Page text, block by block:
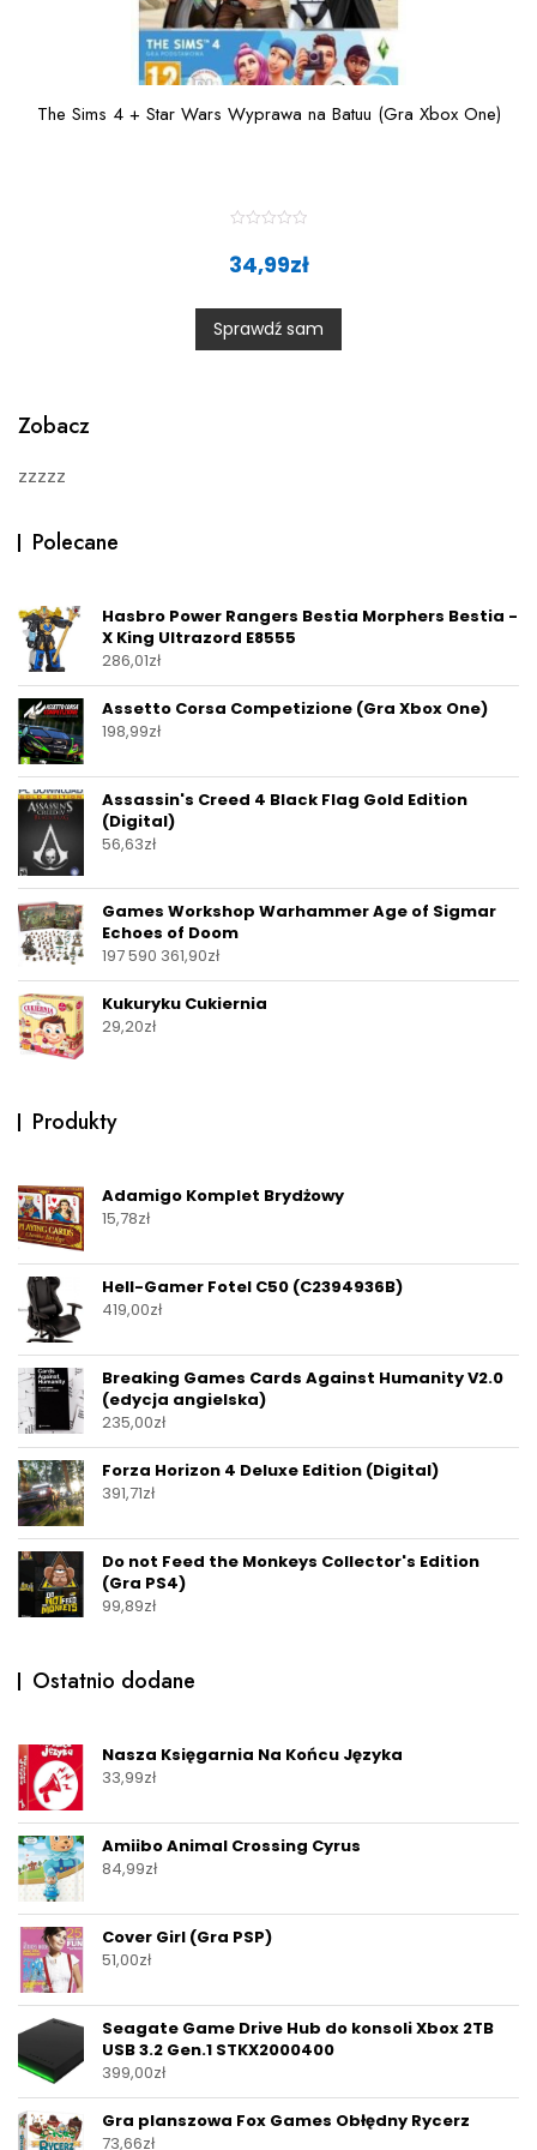
The Sims 4 + Star Wars Wyprawa na Batuu (Gra Xbox One)
a
t
0
o
u
t
34,99zł
Sprawdź sam
Zobacz
zzzzz
Polecane
Hasbro Power Rangers Bestia Morphers Bestia -
X King Ultrazord E8555
286,01zł
Assetto Corsa Competizione (Gra Xbox One)
198,99zł
Assassin's Creed 4 Black Flag Gold Edition
(Digital)
56,63zł
Games Workshop Warhammer Age of Sigmar
Echoes of Doom
197 590 361,90zł
Kukuryku Cukiernia
29,20zł
Produkty
Adamigo Komplet Brydżowy
15,78zł
Hell-Gamer Fotel C50 (C2394936B)
419,00zł
Breaking Games Cards Against Humanity V2.0
(edycja angielska)
235,00zł
Forza Horizon 4 Deluxe Edition (Digital)
391,71zł
Do not Feed the Monkeys Collector's Edition
(Gra PS4)
99,89zł
Ostatnio dodane
Nasza Księgarnia Na Końcu Języka
33,99zł
Amiibo Animal Crossing Cyrus
84,99zł
Cover Girl (Gra PSP)
51,00zł
Seagate Game Drive Hub do konsoli Xbox 2TB
USB 3.2 Gen.1 STKX2000400
399,00zł
Gra planszowa Fox Games Obłędny Rycerz
73,66zł